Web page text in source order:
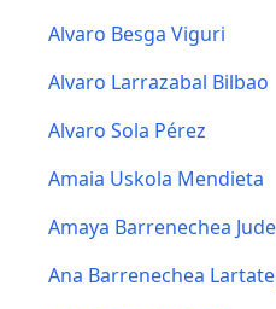
Alvaro Besga Viguri
Alvaro Larrazabal Bilbao
Alvaro Sola Pérez
Amaia Uskola Mendieta
Amaya Barrenechea
Ana Barrenechea